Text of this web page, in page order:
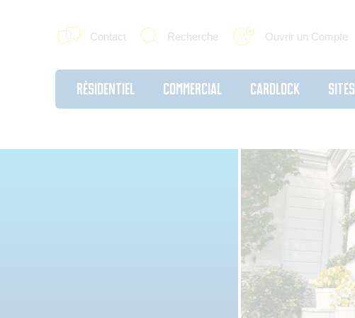
Contact Recherche Ouvrir un Compte
Résidentiel Commercial Cardlock sites